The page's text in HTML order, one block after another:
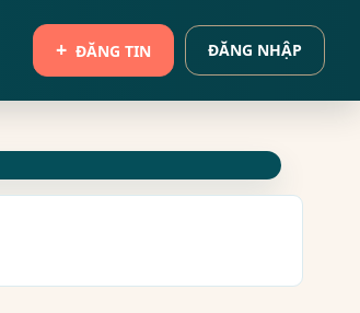
ĐĂNG TIN ĐĂNG NHẬP